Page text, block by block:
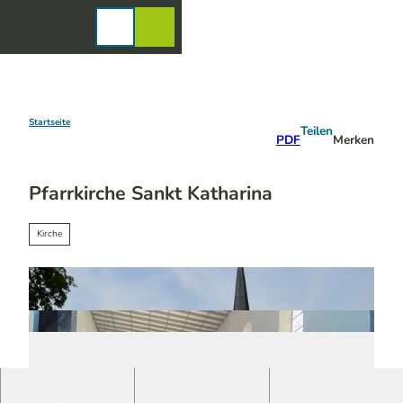
Startseite
PDF
Teilen
Merken
Pfarrkirche Sankt Katharina
Kirche